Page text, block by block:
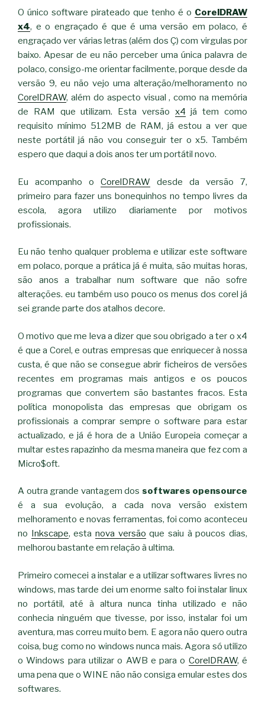
O único software pirateado que tenho é o CorelDRAW
x4, e o engraçado é que é uma versão em polaco, é
engraçado ver várias letras (além dos Ç) com virgulas por
baixo. Apesar de eu não perceber uma única palavra de
polaco, consigo-me orientar facilmente, porque desde da
versão 9, eu não vejo uma alteração/melhoramento no
CorelDRAW, além do aspecto visual , como na memória
de RAM que utilizam. Esta versão x4 já tem como
requisito mínimo 512MB de RAM, já estou a ver que
neste portátil já não vou conseguir ter o x5. Também
espero que daqui a dois anos ter um portátil novo.
Eu acompanho o CorelDRAW desde da versão 7,
primeiro para fazer uns bonequinhos no tempo livres da
escola, agora utilizo diariamente por motivos
profissionais.
Eu não tenho qualquer problema e utilizar este software
em polaco, porque a prática já é muita, são muitas horas,
são anos a trabalhar num software que não sofre
alterações. eu também uso pouco os menus dos corel já
sei grande parte dos atalhos decore.
O motivo que me leva a dizer que sou obrigado a ter o x4
é que a Corel, e outras empresas que enriquecer à nossa
custa, é que não se consegue abrir ficheiros de versões
recentes em programas mais antigos e os poucos
programas que convertem são bastantes fracos. Esta
política monopolista das empresas que obrigam os
profissionais a comprar sempre o software para estar
actualizado, e já é hora de a União Europeia começar a
multar estes rapazinho da mesma maneira que fez com a
Micro$oft.
A outra grande vantagem dos softwares opensource
é a sua evolução, a cada nova versão existem
melhoramento e novas ferramentas, foi como aconteceu
no
Inkscape, estanova versão que saiu à poucos dias,
melhorou bastante em relação à ultima.
Primeiro comecei a instalar e a utilizar softwares livres no
windows, mas tarde dei um enorme salto foi instalar linux
no portátil, até à altura nunca tinha utilizado e não
conhecia ninguém que tivesse, por isso, instalar foi um
aventura, mas correu muito bem. E agora não quero outra
coisa, bug como no windows nunca mais. Agora só utilizo
o Windows para utilizar o AWB e para o CorelDRAW, é
uma pena que o WINE não não consiga emular estes dos
softwares.